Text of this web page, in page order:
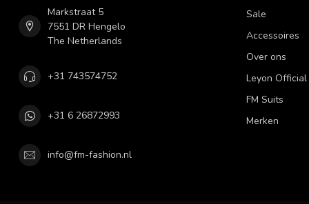
Markstraat 5
7551 DR Hengelo
The Netherlands
+31 743574752
+31 6 26872993
info@fm-fashion.nl
Sale
Accessoires
Over ons
Leyon Official
FM Suits
Merken